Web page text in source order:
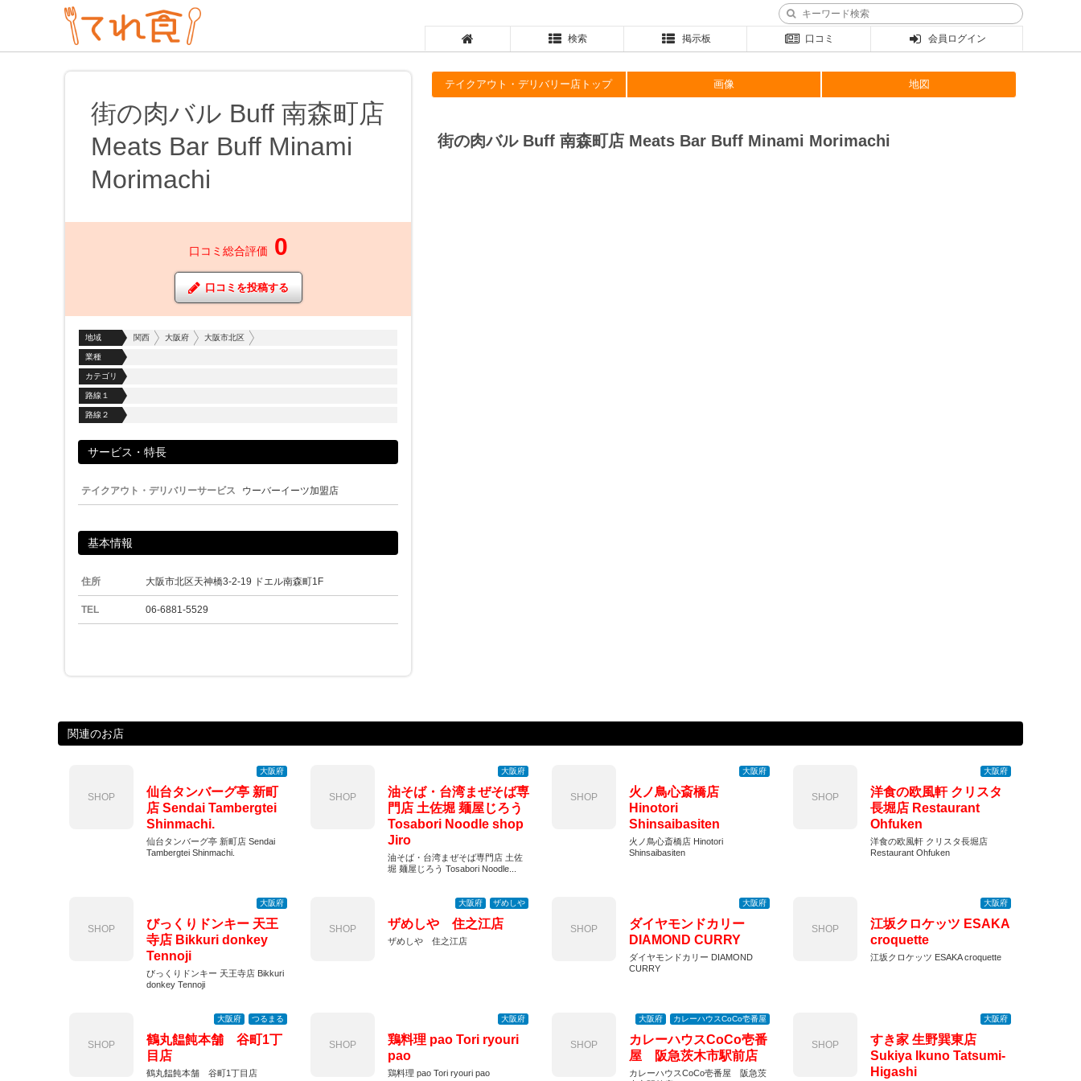
検索 掲示板 口コミ 会員ログイン
街の肉バル Buff 南森町店
Meats Bar Buff Minami
Morimachi
口コミ総合評価 0
口コミを投稿する
地域 関西 大阪府 大阪市北区
業種
カテゴリ
路線１
路線２
サービス・特長
テイクアウト・デリバリーサービス ウーバーイーツ加盟店
基本情報
住所 大阪市北区天神橋3-2-19 ドエル南森町1F
TEL 06-6881-5529
テイクアウト・デリバリー店トップ 画像 地図
街の肉バル Buff 南森町店 Meats Bar Buff Minami Morimachi
関連のお店
SHOP
大阪府
仙台タンバーグ亭 新町
店 Sendai Tambergtei
Shinmachi.
仙台タンバーグ亭 新町店 Sendai
Tambergtei Shinmachi.
SHOP
大阪府
油そば・台湾まぜそば専
門店 土佐堀 麺屋じろう
Tosabori Noodle shop
Jiro
油そば・台湾まぜそば専門店 土佐
堀 麺屋じろう Tosabori Noodle...
SHOP
大阪府
火ノ鳥心斎橋店
Hinotori
Shinsaibasiten
火ノ鳥心斎橋店 Hinotori
Shinsaibasiten
SHOP
大阪府
洋食の欧風軒 クリスタ
長堀店 Restaurant
Ohfuken
洋食の欧風軒 クリスタ長堀店
Restaurant Ohfuken
SHOP
大阪府
びっくりドンキー 天王
寺店 Bikkuri donkey
Tennoji
びっくりドンキー 天王寺店 Bikkuri
donkey Tennoji
SHOP
大阪府 ザめしや
ザめしや 住之江店
ザめしや 住之江店
SHOP
大阪府
ダイヤモンドカリー
DIAMOND CURRY
ダイヤモンドカリー DIAMOND
CURRY
SHOP
大阪府
江坂クロケッツ ESAKA
croquette
江坂クロケッツ ESAKA croquette
SHOP
大阪府 つるまる
鶴丸饂飩本舗 谷町1丁
目店
鶴丸饂飩本舗 谷町1丁目店
SHOP
大阪府
鶏料理 pao Tori ryouri
pao
鶏料理 pao Tori ryouri pao
SHOP
大阪府 カレーハウスCoCo壱番屋
カレーハウスCoCo壱番
屋 阪急茨木市駅前店
カレーハウスCoCo壱番屋 阪急茨
SHOP
大阪府
すき家 生野巽東店
Sukiya Ikuno Tatsumi-
Higashi